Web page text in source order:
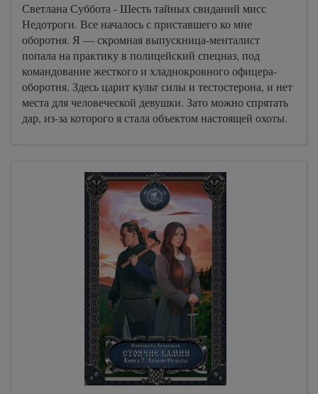
Светлана Суббота - Шесть тайных свиданий мисс
Недотроги. Все началось с приставшего ко мне
оборотня. Я — скромная выпускница-менталист
попала на практику в полицейский спецназ, под
командование жесткого и хладнокровного офицера-
оборотня. Здесь царит культ силы и тестостерона, и нет
места для человеческой девушки. Зато можно спрятать
дар, из-за которого я стала объектом настоящей охоты.